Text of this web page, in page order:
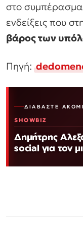
στο συμπέρασμα
ενδείξεις που
βάρος των
Πηγή:
ΔΙΑΒΆΣΤΕ
SHOWBIZ
Δημήτρης
social για τον